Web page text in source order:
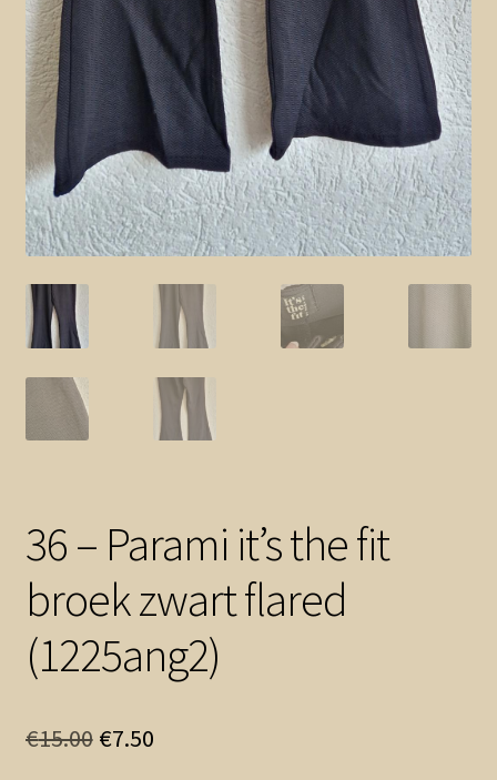
36 – Parami it’s the fit
broek zwart flared
(1225ang2)
€15.00 Oorspronkelijke
€7.50Huidige